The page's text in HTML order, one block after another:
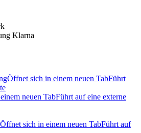
Öffnet sich in einem neuen TabFührt
neuen TabFührt auf eine externe
Öffnet sich in einem neuen TabFührt auf